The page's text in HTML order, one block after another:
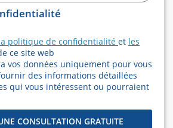
politique de confidentialité et les
ce site web
vos données uniquement pour vous
des informations détaillées
qui vous intéressent ou pourraient
CONSULTATION GRATUITE